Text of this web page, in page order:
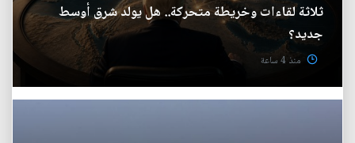
ثلاثة لقاءات وخريطة متحركة.. هل يولد شرق أوسط
جديد؟
منذ 4 ساعة